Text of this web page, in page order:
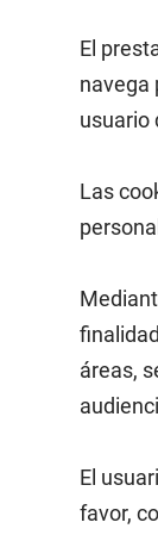
El
navega
usuario
Las
áreas,
El
favor,